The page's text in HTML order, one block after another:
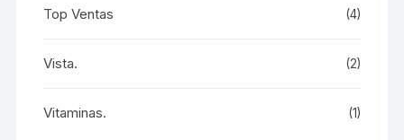
Top Ventas (4)
Vista. (2)
Vitaminas. (1)